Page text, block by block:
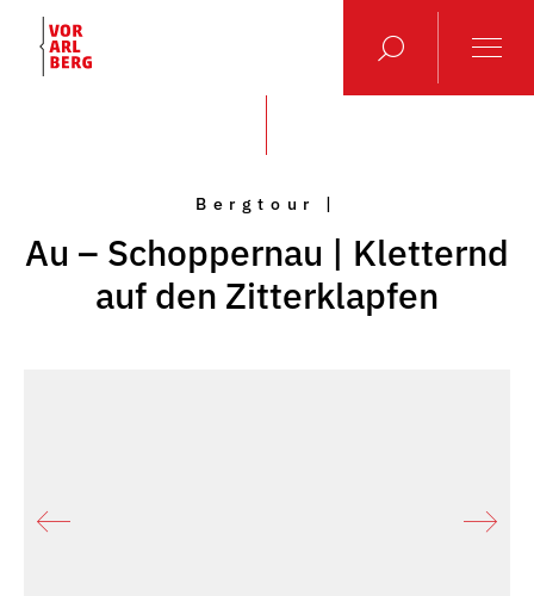
Bergtour |
Au – Schoppernau | Kletternd
auf den Zitterklapfen